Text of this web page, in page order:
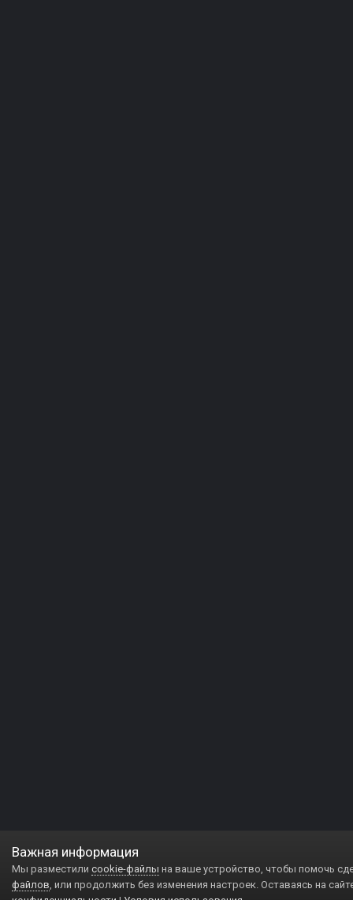
Важная информация
Мы разместили cookie-файлы на ваше устройство, чтобы помочь
файлов, или продолжить без изменения настроек. Оставаясь на